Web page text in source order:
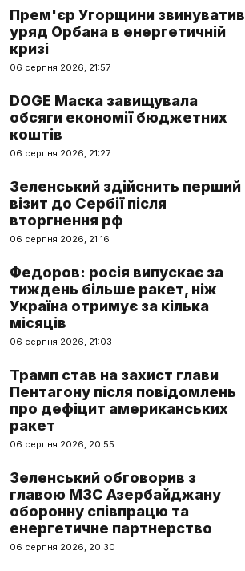
Прем'єр Угорщини звинуватив
уряд Орбана в енергетичній
кризі
06 серпня 2026, 21:57
DOGE Маска завищувала
обсяги економії бюджетних
коштів
06 серпня 2026, 21:27
Зеленський здійснить перший
візит до Сербії після
вторгнення рф
06 серпня 2026, 21:16
Федоров: росія випускає за
тиждень більше ракет, ніж
Україна отримує за кілька
місяців
06 серпня 2026, 21:03
Трамп став на захист глави
Пентагону після повідомлень
про дефіцит американських
ракет
06 серпня 2026, 20:55
Зеленський обговорив з
главою МЗС Азербайджану
оборонну співпрацю та
енергетичне партнерство
06 серпня 2026, 20:30